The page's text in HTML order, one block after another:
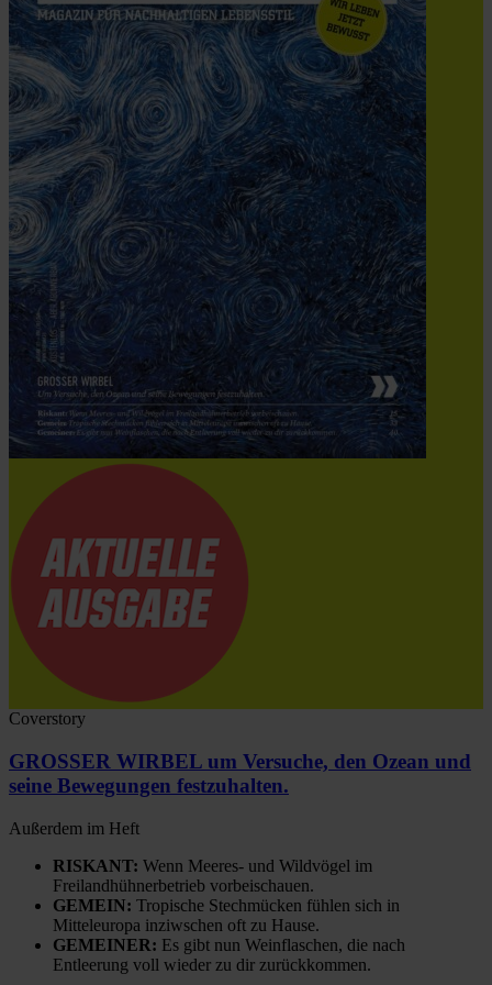
Coverstory
GROSSER WIRBEL um Versuche, den Ozean und
seine Bewegungen festzuhalten.
Außerdem im Heft
RISKANT: Wenn Meeres- und Wildvögel im
Freilandhühnerbetrieb vorbeischauen.
GEMEIN: Tropische Stechmücken fühlen sich in
Mitteleuropa inziwschen oft zu Hause.
GEMEINER: Es gibt nun Weinflaschen, die nach
Entleerung voll wieder zu dir zurückkommen.